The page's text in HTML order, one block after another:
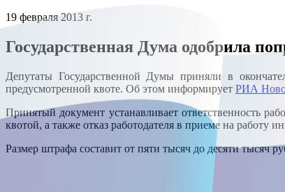
19 февраля 2013 г.
Государственная Дума одобрила
Депутаты Государственной Думы приняли в
предусмотренной квоте. Об этом информирует РИА
Принятый документ устанавливает ответственность
квотой, а также отказ работодателя в приеме на работу
Размер штрафа составит от пяти тысяч до десяти тысяч